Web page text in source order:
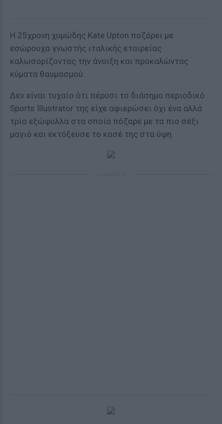
Η 25χρονη χυμώδης Kate Upton ποζάρει με
εσώρουχα γνωστής ιταλικής εταιρείας
καλωσορίζοντας την άνοιξη και προκαλώντας
κύματα θαυμασμού.
Δεν είναι τυχαίο ότι πέρυσι το διάσημο περιοδικό
Sports Illustrator της είχε αφιερώσει όχι ένα αλλά
τρία εξώφυλλα στα οποία πόζαρε με τα πιο σέξι
μαγιό και εκτόξευσε το κασέ της στα ύψη.